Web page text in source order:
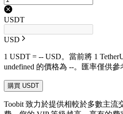
USDT
USD
1 USDT = -- USD。當前將 1
undefined 的價格為 --。匯率僅供參
購買 USDT
Toobit 致力於提供相較於多數主流